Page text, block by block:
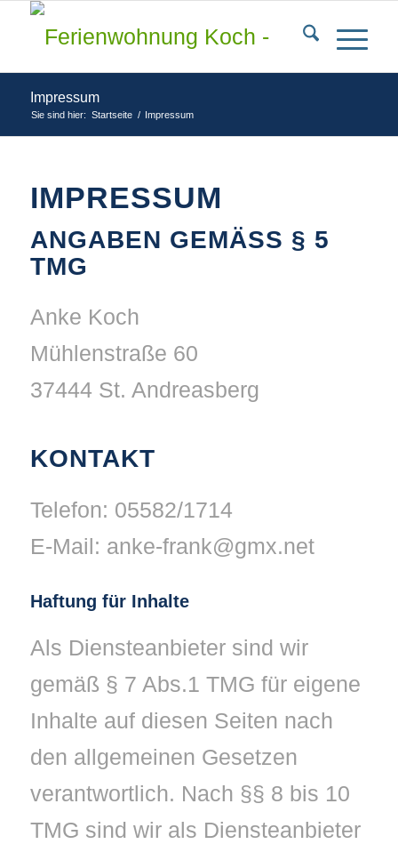
Impressum
Sie sind hier: Startseite / Impressum
IMPRESSUM
ANGABEN GEMÄSS § 5 T
MG
Anke Koch
Mühlenstraße 60
37444 St. Andreasberg
KONTAKT
Telefon: 05582/1714
E-Mail: anke-frank@gmx.net
Haftung für Inhalte
Als Diensteanbieter sind wir
gemäß § 7 Abs.1 TMG für eigene
Inhalte auf diesen Seiten nach
den allgemeinen Gesetzen
verantwortlich. Nach §§ 8 bis 10
TMG sind wir als Diensteanbieter